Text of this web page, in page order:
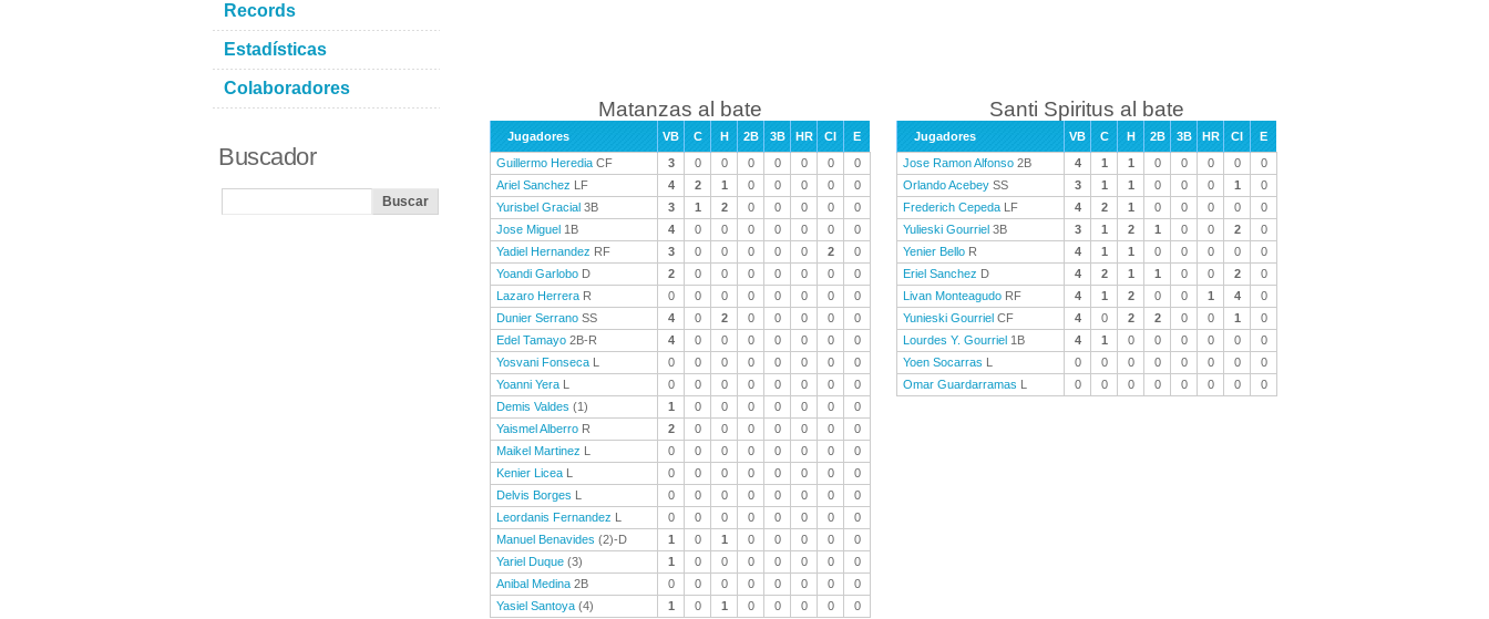
Matanzas al bate
Jugadores VB C H 2B 3B HR CI
E
Guillermo Heredia CF 3 0 0 0 0 0 0
0
Ariel Sanchez LF 4 2 1 0 0 0 0
0
Yurisbel Gracial 3B 3 1 2 0 0 0 0
0
Jose Miguel 1B 4 0 0 0 0 0 0
0
Yadiel Hernandez RF 3 0 0 0 0 0 2
0
Yoandi Garlobo D 2 0 0 0 0 0 0
0
Lazaro Herrera R 0 0 0 0 0 0 0
0
Dunier Serrano SS 4 0 2 0 0 0 0
0
Edel Tamayo 2B-R 4 0 0 0 0 0 0
0
Yosvani Fonseca L 0 0 0 0 0 0 0
0
Yoanni Yera L 0 0 0 0 0 0 0
0
Demis Valdes (1) 1 0 0 0 0 0 0
0
Yaismel Alberro R 2 0 0 0 0 0 0
0
Maikel Martinez L 0 0 0 0 0 0 0
0
Kenier Licea L 0 0 0 0 0 0 0
0
Delvis Borges L 0 0 0 0 0 0 0
0
Leordanis Fernandez L 0 0 0 0 0 0 0
0
Manuel Benavides (2)-D 1 0 1 0 0 0 0
0
Yariel Duque (3) 1 0 0 0 0 0 0
0
Anibal Medina 2B 0 0 0 0 0 0 0
0
Yasiel Santoya (4) 1 0 1 0 0 0 0 0
Santi Spiritus al bate
Jugadores VB C H 2B 3B HR CI
E
Jose Ramon Alfonso 2B 4 1 1 0 0 0 0
0
Orlando Acebey SS 3 1 1 0 0 0 1
0
Frederich Cepeda LF 4 2 1 0 0 0 0
0
Yulieski Gourriel 3B 3 1 2 1 0 0 2
0
Yenier Bello R 4 1 1 0 0 0 0
0
Eriel Sanchez D 4 2 1 1 0 0 2
0
Livan Monteagudo RF 4 1 2 0 0 1 4
0
Yunieski Gourriel CF 4 0 2 2 0 0 1
0
Lourdes Y. Gourriel 1B 4 1 0 0 0 0 0
0
Yoen Socarras L 0 0 0 0 0 0 0
0
Omar Guardarramas L 0 0 0 0 0 0 0 0
Records
Estadísticas
Colaboradores
Buscador